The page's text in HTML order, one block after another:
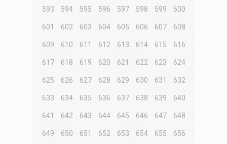
593 594 595 596 597 598 599 600
601 602 603 604 605 606 607 608
609 610 611 612 613 614 615 616
617 618 619 620 621 622 623 624
625 626 627 628 629 630 631 632
633 634 635 636 637 638 639 640
641 642 643 644 645 646 647 648
649 650 651 652 653 654 655 656